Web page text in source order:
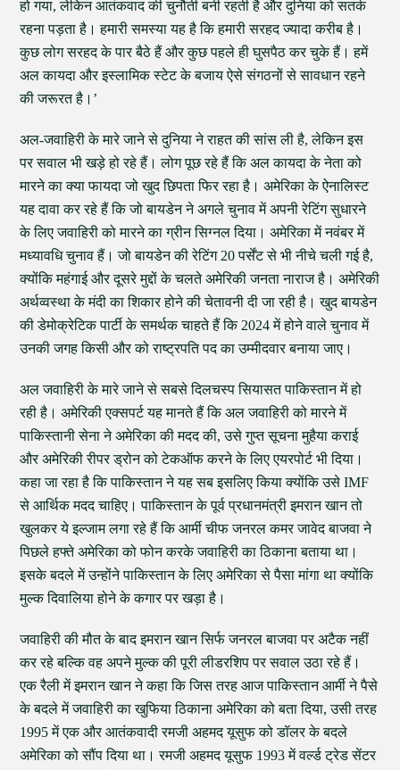
हो गया, लेकिन आतंकवाद की चुनौती बनी रहती है और दुनिया को सतर्क
रहना पड़ता है। हमारी समस्या यह है कि हमारी सरहद ज्यादा करीब है।
कुछ लोग सरहद के पार बैठे हैं और कुछ पहले ही घुसपैठ कर चुके हैं। हमें
अल कायदा और इस्लामिक स्टेट के बजाय ऐसे संगठनों से सावधान रहने
की जरूरत है।’
अल-जवाहिरी के मारे जाने से दुनिया ने राहत की सांस ली है, लेकिन इस
पर सवाल भी खड़े हो रहे हैं। लोग पूछ रहे हैं कि अल कायदा के नेता को
मारने का क्या फायदा जो खुद छिपता फिर रहा है। अमेरिका के ऐनालिस्ट
यह दावा कर रहे हैं कि जो बायडेन ने अगले चुनाव में अपनी रेटिंग सुधारने
के लिए जवाहिरी को मारने का ग्रीन सिग्नल दिया। अमेरिका में नवंबर में
मध्यावधि चुनाव हैं। जो बायडेन की रेटिंग 20 पर्सेंट से भी नीचे चली गई है,
क्योंकि महंगाई और दूसरे मुद्दों के चलते अमेरिकी जनता नाराज है। अमेरिकी
अर्थव्वस्था के मंदी का शिकार होने की चेतावनी दी जा रही है। खुद बायडेन
की डेमोक्रेटिक पार्टी के समर्थक चाहते हैं कि 2024 में होने वाले चुनाव में
उनकी जगह किसी और को राष्ट्रपति पद का उम्मीदवार बनाया जाए।
अल जवाहिरी के मारे जाने से सबसे दिलचस्प सियासत पाकिस्तान में हो
रही है। अमेरिकी एक्सपर्ट यह मानते हैं कि अल जवाहिरी को मारने में
पाकिस्तानी सेना ने अमेरिका की मदद की, उसे गुप्त सूचना मुहैया कराई
और अमेरिकी रीपर ड्रोन को टेकऑफ करने के लिए एयरपोर्ट भी दिया।
कहा जा रहा है कि पाकिस्तान ने यह सब इसलिए किया क्योंकि उसे IMF
से आर्थिक मदद चाहिए। पाकिस्तान के पूर्व प्रधानमंत्री इमरान खान तो
खुलकर ये इल्जाम लगा रहे हैं कि आर्मी चीफ जनरल कमर जावेद बाजवा ने
पिछले हफ्ते अमेरिका को फोन करके जवाहिरी का ठिकाना बताया था।
इसके बदले में उन्होंने पाकिस्तान के लिए अमेरिका से पैसा मांगा था क्योंकि
मुल्क दिवालिया होने के कगार पर खड़ा है।
जवाहिरी की मौत के बाद इमरान खान सिर्फ जनरल बाजवा पर अटैक नहीं
कर रहे बल्कि वह अपने मुल्क की पूरी लीडरशिप पर सवाल उठा रहे हैं।
एक रैली में इमरान खान ने कहा कि जिस तरह आज पाकिस्तान आर्मी ने पैसे
के बदले में जवाहिरी का खुफिया ठिकाना अमेरिका को बता दिया, उसी तरह
1995 में एक और आतंकवादी रमजी अहमद यूसुफ को डॉलर के बदले
अमेरिका को सौंप दिया था। रमजी अहमद यूसुफ 1993 में वर्ल्ड ट्रेड सेंटर